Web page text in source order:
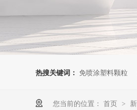
热搜关键词： 免喷涂塑料颗粒
您当前的位置： 首页 >